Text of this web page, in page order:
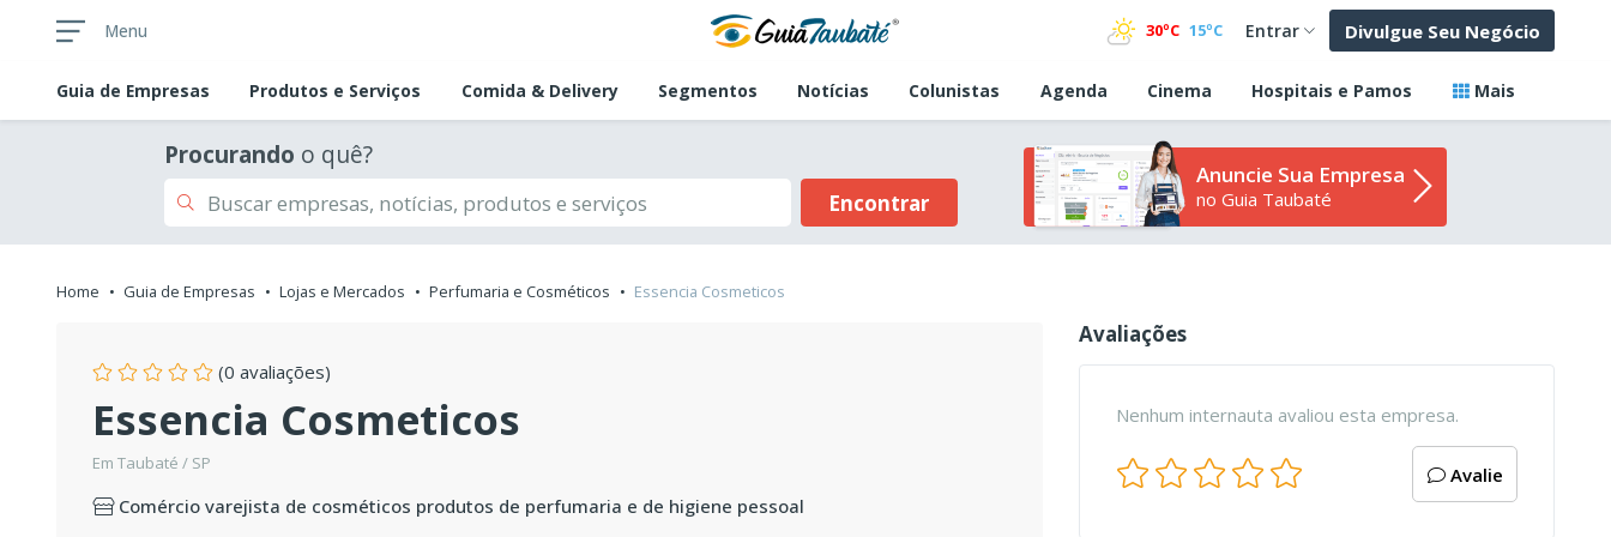
Menu 30ºC 15ºC Entrar Divulgue Seu Negócio
Guia de Empresas Produtos e Serviços Comida & Delivery Segmentos Notícias Colunistas Agenda Cinema Hospitais e Pamos Mais
Procurando o quê?
Encontrar
Anuncie Sua Empresa
no Guia Taubaté
Home Guia de Empresas Lojas e Mercados Perfumaria e Cosméticos Essencia Cosmeticos
(0 avaliações)
Essencia Cosmeticos
Em Taubaté / SP
Comércio varejista de cosméticos produtos de perfumaria e de higiene pessoal
Avaliações
Nenhum internauta avaliou esta empresa.
Avalie